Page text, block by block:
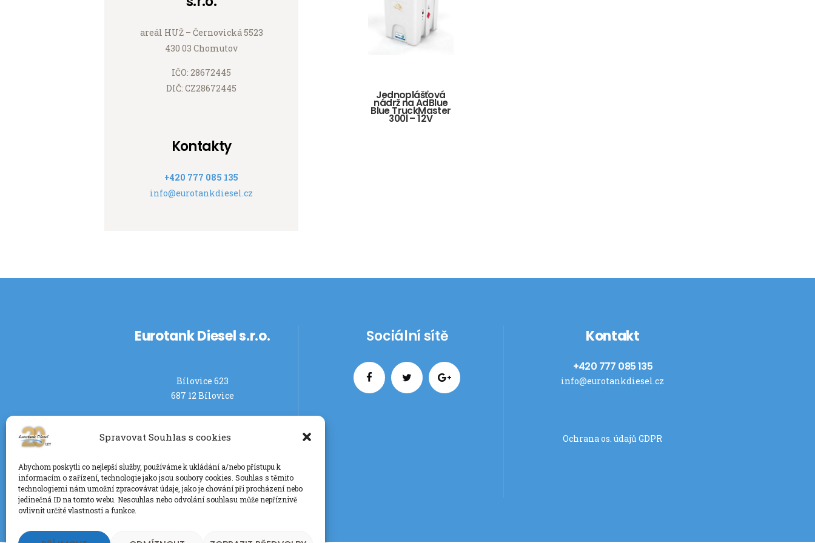
Spravovat Souhlas s cookies
Abychom poskytli co nejlepší služby, používáme k ukládání a/nebo přístupu k
informacím o zařízení, technologie jako jsou soubory cookies. Souhlas s těmito
technologiemi nám umožní zpracovávat údaje, jako je chování při procházení nebo
jedinečná ID na tomto webu. Nesouhlas nebo odvolání souhlasu může nepříznivě
ovlivnit určité vlastnosti a funkce.
Jednoplášťová
nádrž na AdBlue
Blue TruckMaster
300l – 12V
areál HUŽ – Černovická 5523
430 03 Chomutov
IČO: 28672445
DIČ: CZ28672445
Kontakty
+420 777 085 135
info@eurotankdiesel.cz
Eurotank Diesel s.r.o.
Bílovice 623
687 12 Bílovice
Sociální sítě Kontakt
+420 777 085 135
info@eurotankdiesel.cz
Ochrana os. údajů GDPR